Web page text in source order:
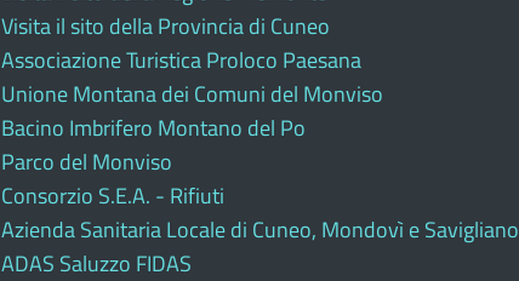
Visita il sito della Provincia di Cuneo
Associazione Turistica Proloco Paesana
Unione Montana dei Comuni del Monviso
Bacino Imbrifero Montano del Po
Parco del Monviso
Consorzio S.E.A. - Rifiuti
Azienda Sanitaria Locale di Cuneo, Mondovì e Savigliano
ADAS Saluzzo FIDAS